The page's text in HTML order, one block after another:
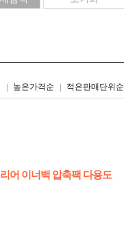
높은가격순 적은판매단위순
어 이너백 압축팩 다용도